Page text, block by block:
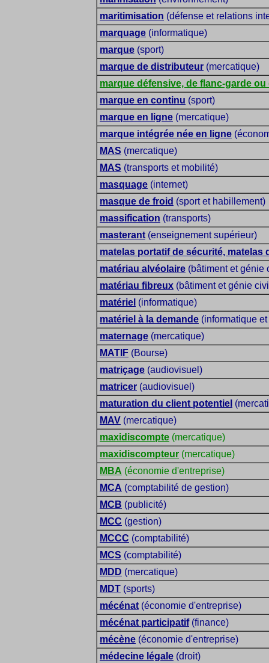
maritimisation (défense et relations
marquage (informatique)
marque (sport)
marque de distributeur (mercatique)
marque défensive, de flanc-garde
marque en continu (sport)
marque en ligne (mercatique)
marque intégrée née en ligne
MAS (mercatique)
MAS (transports et mobilité)
masquage (internet)
masque de froid (sport et habillement)
massification (transports)
masterant (enseignement supérieur)
matelas portatif de sécurité, matelas
matériau alvéolaire (bâtiment et génie
matériau fibreux (bâtiment et génie
matériel (informatique)
matériel à la demande (informatique
maternage (mercatique)
MATIF (Bourse)
matriçage (audiovisuel)
matricer (audiovisuel)
maturation du client potentiel
MAV (mercatique)
maxidiscompte (mercatique)
maxidiscompteur (mercatique)
MBA (économie d'entreprise)
MCA (comptabilité de gestion)
MCB (publicité)
MCC (gestion)
MCCC (comptabilité)
MCS (comptabilité)
MDD (mercatique)
MDT (sports)
mécénat (économie d'entreprise)
mécénat participatif(finance)
mécène (économie d'entreprise)
médecine légale (droit)